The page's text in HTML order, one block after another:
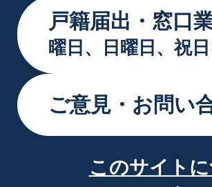
戸籍届出・窓口
曜日、日曜日、祝日
ご意見・お問い
このサイト